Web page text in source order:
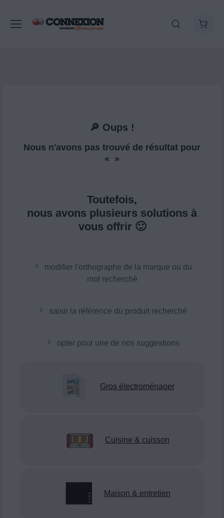
🔎 Oups !
Nous n'avons pas trouvé de résultat pour
« »
Toutefois,
nous avons plusieurs solutions à
vous offrir 🙂
modifier l'orthographe de la marque ou du
mot recherché
saisir la référence du produit recherché
opter pour une de nos suggestions
Gros électroménager
Cuisine & cuisson
Maison & entretien